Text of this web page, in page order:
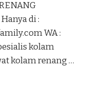
di :
WA :
kolam
kolam renang …